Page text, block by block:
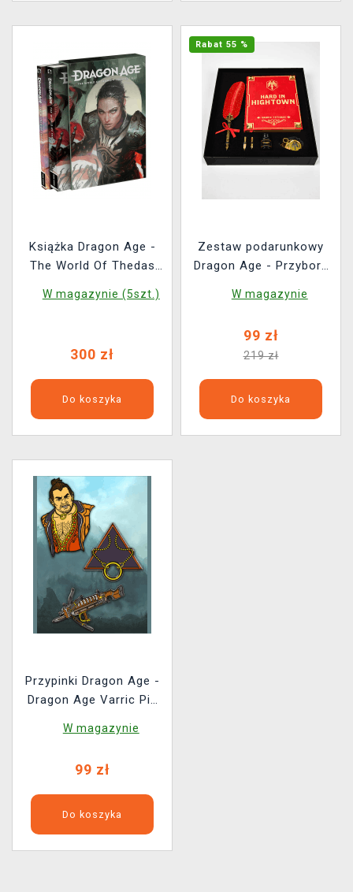
Książka Dragon Age -
The World Of Thedas
W magazynie (5szt.)
300 zł
Do koszyka
Rabat 55 %
Zestaw podarunkowy
Dragon Age - Przybory
stalówki, atrament,
W magazynie
99 zł
219 zł
Do koszyka
Przypinki Dragon Age -
Dragon Age Varric Pin
W magazynie
99 zł
Do koszyka